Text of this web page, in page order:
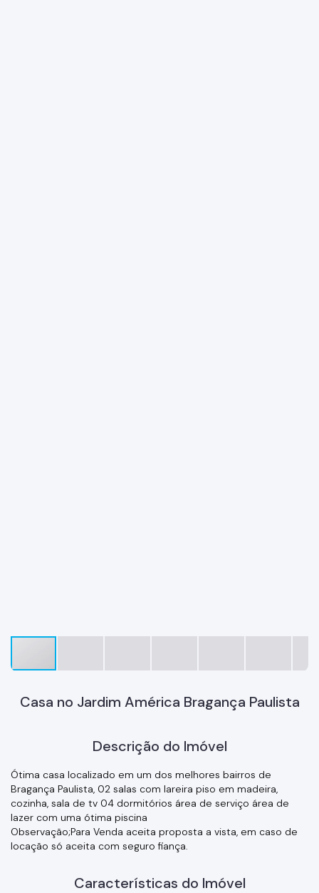
Casa no Jardim América Bragança Paulista
Descrição do Imóvel
Ótima casa localizado em um dos melhores bairros de
Bragança Paulista, 02 salas com lareira piso em madeira,
cozinha, sala de tv 04 dormitórios área de serviço área de
lazer com uma ótima piscina
Observação;Para Venda aceita proposta a vista, em caso de
locação só aceita com seguro fiança.
Características do Imóvel